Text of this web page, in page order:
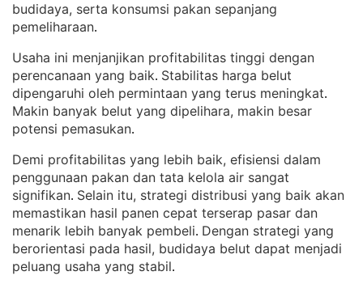
budidaya, serta konsumsi pakan sepanjang
pemeliharaan.
Usaha ini menjanjikan profitabilitas tinggi dengan
perencanaan yang baik. Stabilitas harga belut
dipengaruhi oleh permintaan yang terus meningkat
Makin banyak belut yang dipelihara, makin besar
potensi pemasukan.
Demi profitabilitas yang lebih baik, efisiensi dalam
penggunaan pakan dan tata kelola air sangat
signifikan. Selain itu, strategi distribusi yang baik akan
memastikan hasil panen cepat terserap pasar dan
menarik lebih banyak pembeli. Dengan strategi yang
berorientasi pada hasil, budidaya belut dapat menjadi
peluang usaha yang stabil.